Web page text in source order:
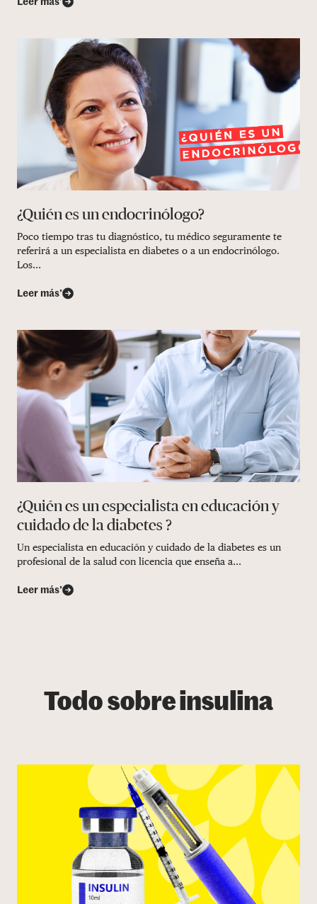
Leer más’
¿Quién es un endocrinólogo?
Poco tiempo tras tu diagnóstico, tu médico seguramente te
referirá a un especialista en diabetes o a un endocrinólogo.
Los...
Leer más’
¿Quién es un especialista en educación y
cuidado de la diabetes ?
Un especialista en educación y cuidado de la diabetes es un
profesional de la salud con licencia que enseña a...
Leer más’
Todo sobre insulina